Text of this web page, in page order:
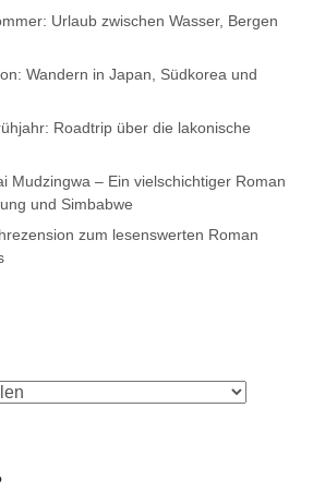
Urlaub zwischen Wasser, Bergen
Wandern in Japan, Südkorea und
Roadtrip über die lakonische
Mudzingwa – Ein vielschichtiger Roman
und Simbabwe
zum lesenswerten Roman